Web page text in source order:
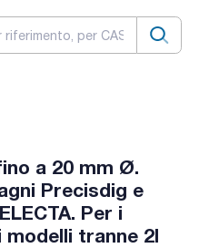
a 20 mm Ø.
Precisdig e
Per i
tranne 2l